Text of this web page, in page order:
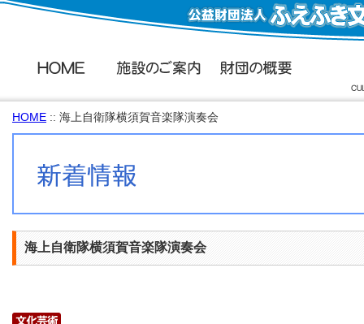
HOME :: 海上自衛隊横須賀音楽隊演奏会
海上自衛隊横須賀音楽隊演奏会